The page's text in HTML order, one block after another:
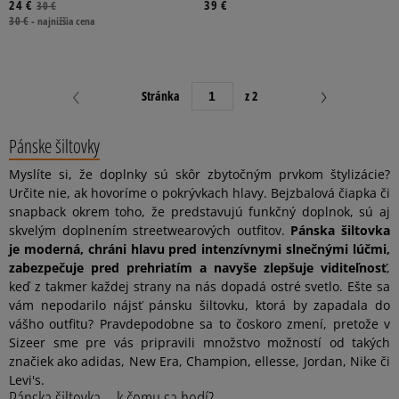
30 €
24 €
30 €-najnižšia cena
39 €
Stránka z 2
Pánske šiltovky
Myslíte si, že doplnky sú skôr zbytočným prvkom štylizácie?
Určite nie, ak hovoríme o pokrývkach hlavy. Bejzbalová čiapka či
snapback okrem toho, že predstavujú funkčný doplnok, sú aj
skvelým doplnením streetwearových outfitov. Pánska šiltovka
je moderná, chráni hlavu pred intenzívnymi slnečnými lúčmi,
zabezpečuje pred prehriatím a navyše zlepšuje viditeľnosť,
keď z takmer každej strany na nás dopadá ostré svetlo. Ešte sa
vám nepodarilo nájsť pánsku šiltovku, ktorá by zapadala do
vášho outfitu? Pravdepodobne sa to čoskoro zmení, pretože v
Sizeer sme pre vás pripravili množstvo možností od takých
značiek ako adidas, New Era, Champion, ellesse, Jordan, Nike či
Levi's.